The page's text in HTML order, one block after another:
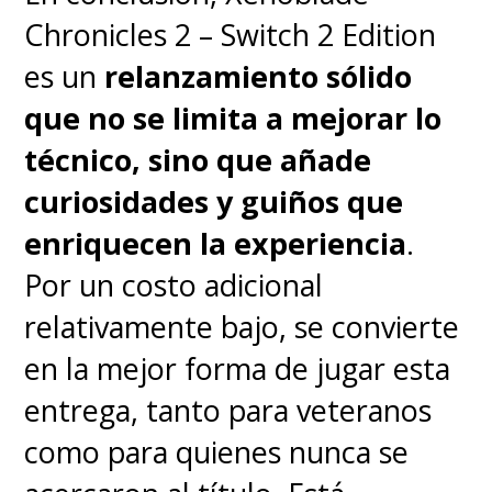
paracompetir en videojuegos
como para afrontar cargas de
trabajo intensivas .
Lo bueno
Excelente rendimiento tanto
en productividad como en
videojuegos exigentes.
Teclado preciso y de rápida
respuesta, ideal para esports
y títulos competitivos.
Chronicles 2 – Switch 2 Edition
es un relanzamiento sólido
que no se limita a mejorar lo
técnico, sino que añade
curiosidades y guiños que
enriquecen la experiencia.
Por un costo adicional
relativamente bajo, se convierte
en la mejor forma de jugar esta
entrega, tanto para veteranos
como para quienes nunca se